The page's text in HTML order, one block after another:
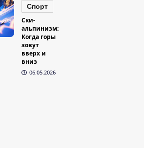
Спорт
Ски-
альпинизм:
Когда горы
зовут
вверх и
вниз
06.05.2026